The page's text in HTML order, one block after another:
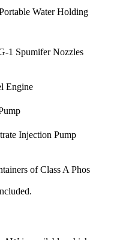
Water Holding
Spumifer Nozzles
Engine
Injection Pump
of Class A Phos